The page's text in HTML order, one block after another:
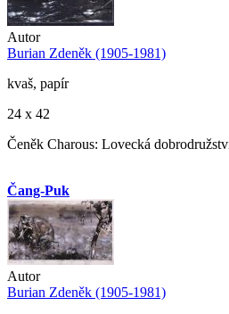
Autor
Burian Zdeněk (1905-1981)
kvaš, papír
24 x 42
Čeněk Charous: Lovecká
Čang-Puk
Autor
Burian Zdeněk (1905-1981)